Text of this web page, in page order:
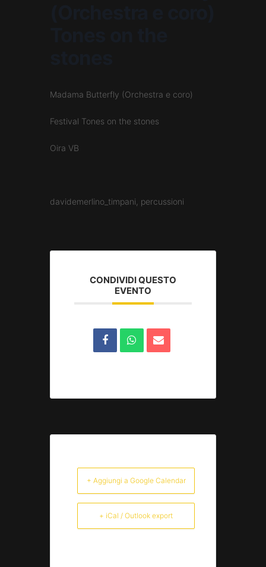
Madama Butterfly (Orchestra e coro)
Festival Tones on the stones
Oira VB
davidemerlino_timpani, percussioni
CONDIVIDI QUESTO
EVENTO
+ Aggiungi a Google Calendar
+ iCal / Outlook export